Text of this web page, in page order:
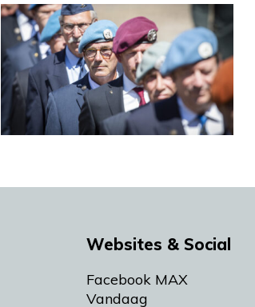
Websites & Social
Facebook MAX
Vandaag